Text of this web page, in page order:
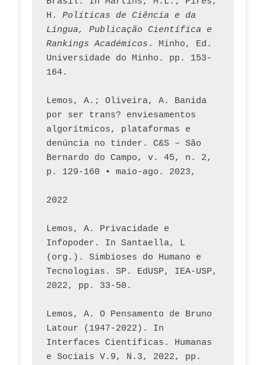
H. Políticas de Ciência e da
Língua, Publicação Científica e
Rankings Académicos . Minho, Ed.
Universidade do Minho. pp. 153-
164.
Lemos, A.; Oliveira, A. Banida
por ser trans? enviesamentos
algorítmicos, plataformas e
denúncia no tinder. C&S – São
Bernardo do Campo, v. 45, n. 2,
p. 129-160 • maio-ago. 2023,
2022
Lemos, A. Privacidade e
Infopoder. In Santaella, L
(org.). Simbioses do Humano e
Tecnologias. SP. EdUSP, IEA-USP,
2022, pp. 33-50.
Lemos, A. O Pensamento de Bruno
Latour (1947-2022). In
Interfaces Científicas. Humanas
e Sociais V.9, N.3, 2022, pp.